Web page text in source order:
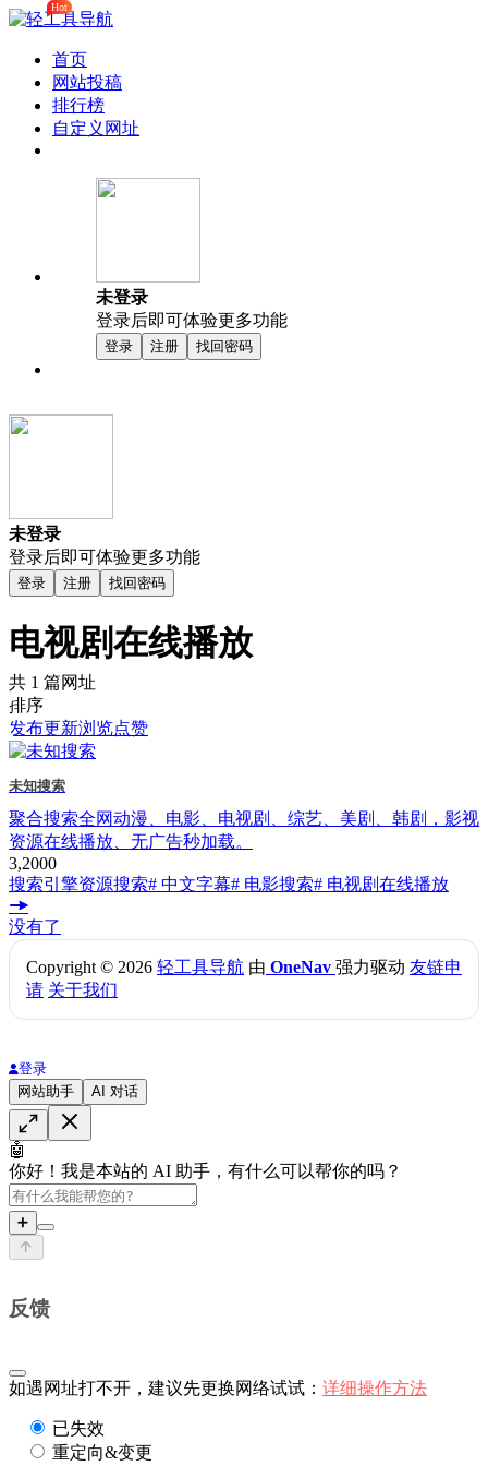
首页
网站投稿
排行榜
Hot
自定义网址
未登录
登录后即可体验更多功能
登录 注册 找回密码
未登录
登录后即可体验更多功能
登录 注册 找回密码
电视剧在线播放
共 1 篇网址
排序
发布更新浏览点赞
未知搜索
聚合搜索全网动漫、电影、电视剧、综艺、美剧、韩剧，影视
资源在线播放、无广告秒加载。
3,2000
搜索引擎资源搜索# 中文字幕# 电影搜索# 电视剧在线播放
没有了
Copyright © 2026 轻工具导航 由 OneNav 强力驱动 友链申
请 关于我们
登录
网站助手
AI 对话
🤖
你好！我是本站的 AI 助手，有什么可以帮你的吗？
➕
反馈
如遇网址打不开，建议先更换网络试试： 详细操作方法
已失效
重定向&变更